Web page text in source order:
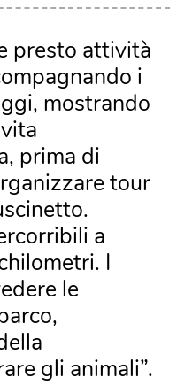
presto attività
i
mostrando
prima di
tour
a
I
le
gli animali”.